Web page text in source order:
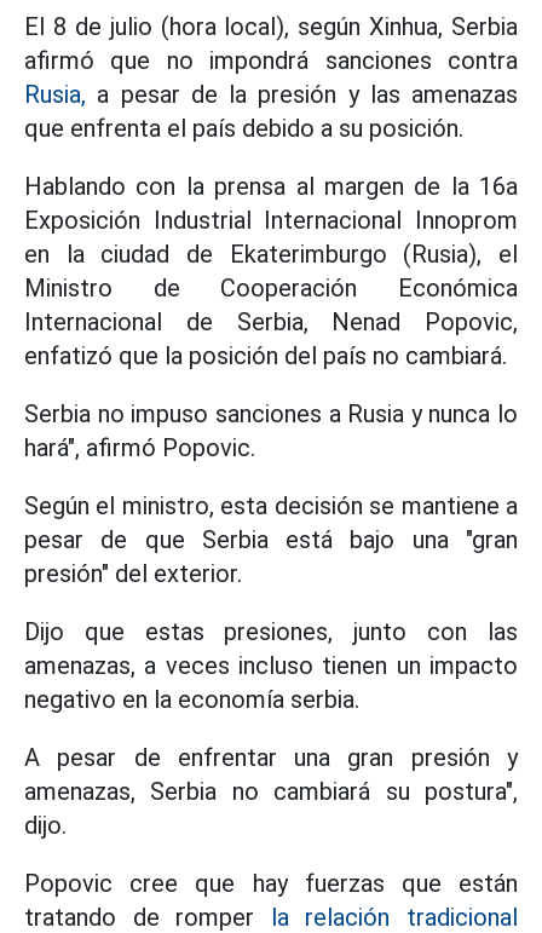
El 8 de julio (hora local), según Xinhua, Serbia
afirmó que no impondrá sanciones contra
Rusia, a pesar de la presión y las amenazas
que enfrenta el país debido a su posición.
Hablando con la prensa al margen de la 16a
Exposición Industrial Internacional Innoprom
en la ciudad de Ekaterimburgo (Rusia), el
Ministro de Cooperación Económica
Internacional de Serbia, Nenad Popovic,
enfatizó que la posición del país no cambiará.
Serbia no impuso sanciones a Rusia y nunca lo
hará", afirmó Popovic.
Según el ministro, esta decisión se mantiene a
pesar de que Serbia está bajo una "gran
presión" del exterior.
Dijo que estas presiones, junto con las
amenazas, a veces incluso tienen un impacto
negativo en la economía serbia.
A pesar de enfrentar una gran presión y
amenazas, Serbia no cambiará su postura",
dijo.
Popovic cree que hay fuerzas que están
tratando de romper la relación tradicional